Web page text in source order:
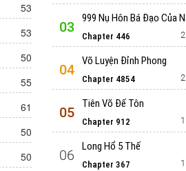
53
53
50
55
61
50
50
03
999 Nụ Hôn Bá Đạo Của
Chapter 446
04
Võ Luyện Đỉnh Phong
Chapter 4854
05
Tiên Võ Đế Tôn
Chapter 912
06
Long Hổ 5 Thế
Chapter 367